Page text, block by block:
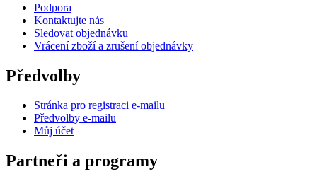
Podpora
Kontaktujte nás
Sledovat objednávku
Vrácení zboží a zrušení objednávky
Předvolby
Stránka pro registraci e-mailu
Předvolby e-mailu
Můj účet
Partneři a programy